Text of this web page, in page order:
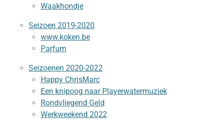
Waakhondje
Seizoen 2019-2020
www.koken.be
Parfum
Seizoenen 2020-2022
Happy ChrisMarc
Een knipoog naar Playerwatermuziek
Rondvliegend Geld
Werkweekend 2022